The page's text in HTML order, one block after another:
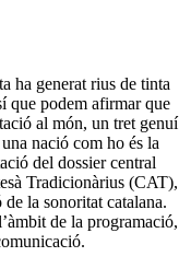
ha generat rius de tinta
que podem afirmar que
al món, un tret genuí
nació com ho és la
del dossier central
Tradicionàrius (CAT),
la sonoritat catalana.
de la programació,